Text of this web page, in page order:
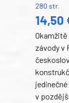
280 str.
14,50
závody v
v